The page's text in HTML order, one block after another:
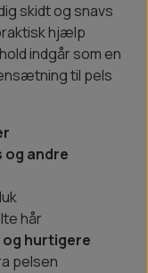
skidt og snavs
hjælp
indgår som en
til pels
og andre
hår
og hurtigere
pelsen